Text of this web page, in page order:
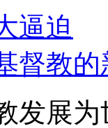
逼迫
教的
发展